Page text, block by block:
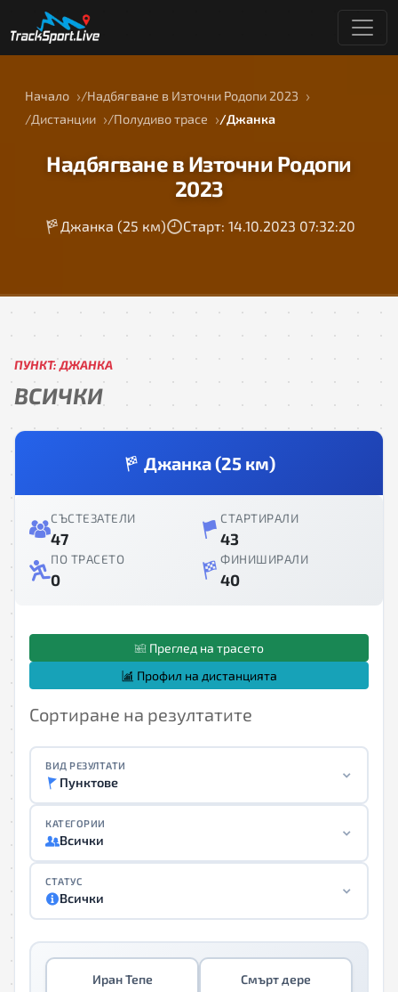
Начало
Надбягване в Източни Родопи 2023
Дистанции
Полудиво трасе Джанка
Надбягване в Източни Родопи
2023
Джанка (25 км) Старт: 14.10.2023 07:32:20
ПУНКТ: ДЖАНКА
ВСИЧКИ
Джанка (25 км)
СЪСТЕЗАТЕЛИ
47
СТАРТИРАЛИ
43
ПО ТРАСЕТО
0
ФИНИШИРАЛИ
40
Преглед на трасето
Профил на дистанцията
Сортиране на резултатите
ВИД РЕЗУЛТАТИ
Пунктове
КАТЕГОРИИ
Всички
СТАТУС
Всички
Иран Тепе Смърт дере